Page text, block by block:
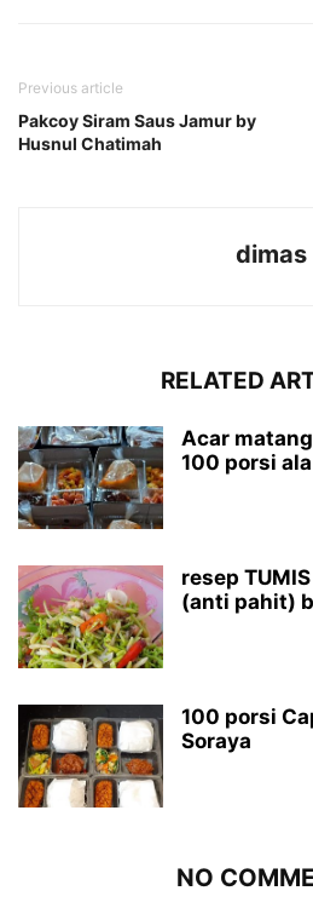
Previous article
Pakcoy Siram Saus Jamur by
Husnul Chatimah
dimas
RELATED
Acar
100 porsi
resep TUMIS
(anti pahit)
100 porsi
Soraya
NO